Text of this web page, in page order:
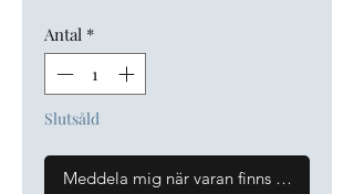
Antal *
Slutsåld
Meddela mig när varan finns i lager